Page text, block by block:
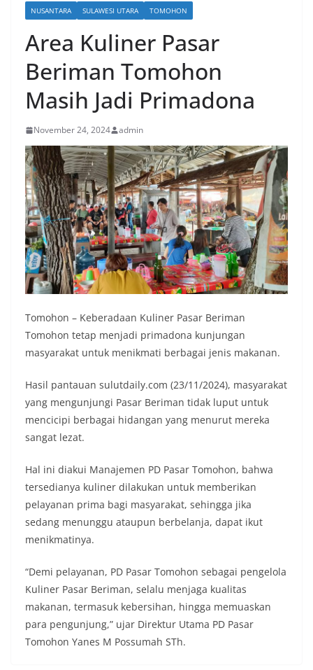
NUSANTARA SULAWESI UTARA TOMOHON
Area Kuliner Pasar
Beriman Tomohon
Masih Jadi Primadona
November 24, 2024 admin
Tomohon – Keberadaan Kuliner Pasar Beriman
Tomohon tetap menjadi primadona kunjungan
masyarakat untuk menikmati berbagai jenis makanan.
Hasil pantauan sulutdaily.com (23/11/2024), masyarakat
yang mengunjungi Pasar Beriman tidak luput untuk
mencicipi berbagai hidangan yang menurut mereka
sangat lezat.
Hal ini diakui Manajemen PD Pasar Tomohon, bahwa
tersedianya kuliner dilakukan untuk memberikan
pelayanan prima bagi masyarakat, sehingga jika
sedang menunggu ataupun berbelanja, dapat ikut
menikmatinya.
“Demi pelayanan, PD Pasar Tomohon sebagai pengelola
Kuliner Pasar Beriman, selalu menjaga kualitas
makanan, termasuk kebersihan, hingga memuaskan
para pengunjung,” ujar Direktur Utama PD Pasar
Tomohon Yanes M Possumah STh.